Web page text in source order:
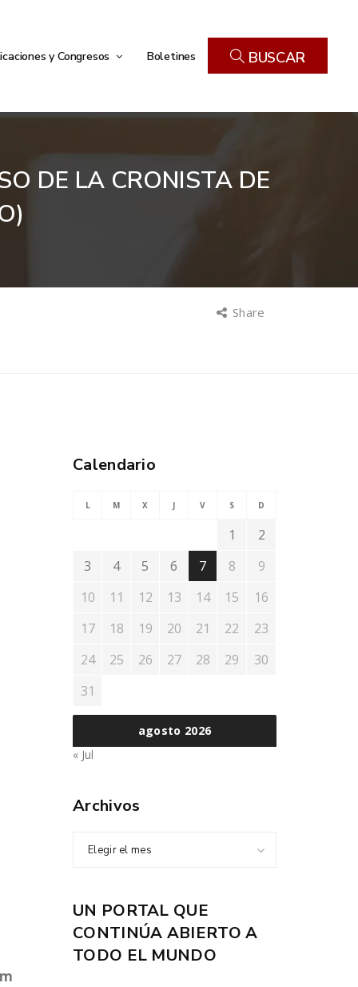
y Congresos Boletines BUSCAR
DE LA CRONISTA DE
Share
Calendario
agosto 2026
L M X J V S D
1
2
3
4 5 6 7 8
9
10
11 12 13 14 15
16
17
18 19 20 21 22
23
24
25 26 27 28 29
30
31
« Jul
Archivos
Elegir el mes
UN PORTAL QUE
CONTINÚA ABIERTO A
TODO EL MUNDO